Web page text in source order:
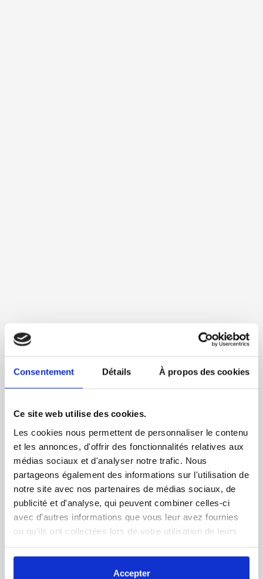
Consentement Détails À propos des cookies
Ce site web utilise des cookies.
Les cookies nous permettent de personnaliser le contenu
et les annonces, d'offrir des fonctionnalités relatives aux
médias sociaux et d'analyser notre trafic. Nous
partageons également des informations sur l'utilisation de
notre site avec nos partenaires de médias sociaux, de
publicité et d'analyse, qui peuvent combiner celles-ci
avec d'autres informations que vous leur avez fournies
ou qu'ils ont collectées lors de votre utilisation de leurs
Accepter